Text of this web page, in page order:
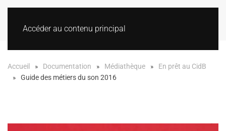
Accéder au contenu principal
Accueil Documentation Médiathèque
En prêt au CidB
Guide des métiers du son 2016